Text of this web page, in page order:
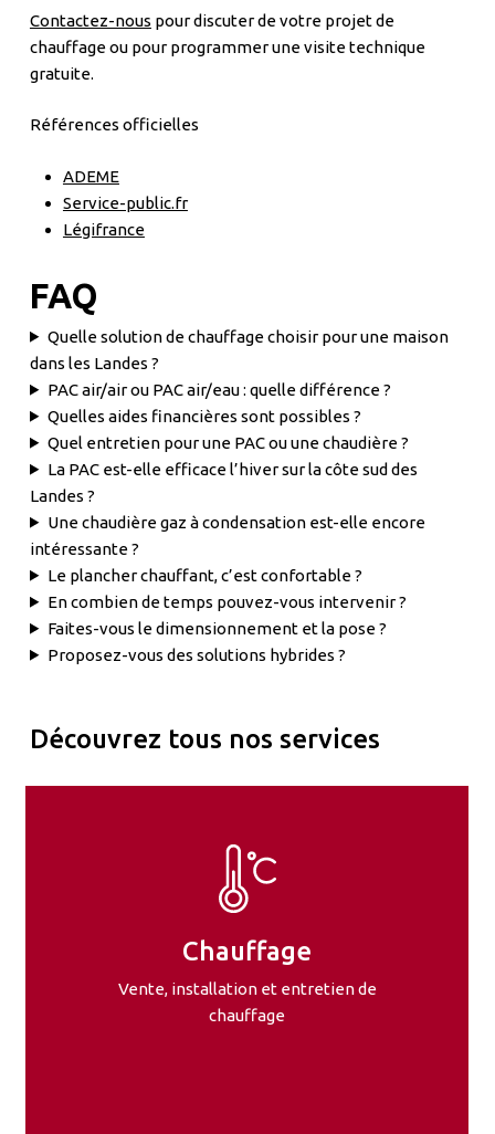
Contactez-nous pour discuter de votre projet de
chauffage ou pour programmer une visite technique
gratuite.
Références officielles
ADEME
Service-public.fr
Légifrance
FAQ
Quelle solution de chauffage choisir pour une maison
dans les Landes ?
PAC air/air ou PAC air/eau : quelle différence ?
Quelles aides financières sont possibles ?
Quel entretien pour une PAC ou une chaudière ?
La PAC est-elle efficace l’hiver sur la côte sud des
Landes ?
Une chaudière gaz à condensation est-elle encore
intéressante ?
Le plancher chauffant, c’est confortable ?
En combien de temps pouvez-vous intervenir ?
Faites-vous le dimensionnement et la pose ?
Proposez-vous des solutions hybrides ?
Découvrez tous nos services
Chauffage
Vente, installation et entretien de
chauffage